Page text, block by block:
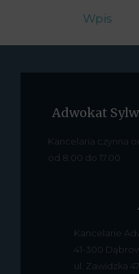
Wpis
Adwokat
Kancelaria czynna
od 8.00 do 17.00
Kancelarie
41-300
ul. Zawidzka 47